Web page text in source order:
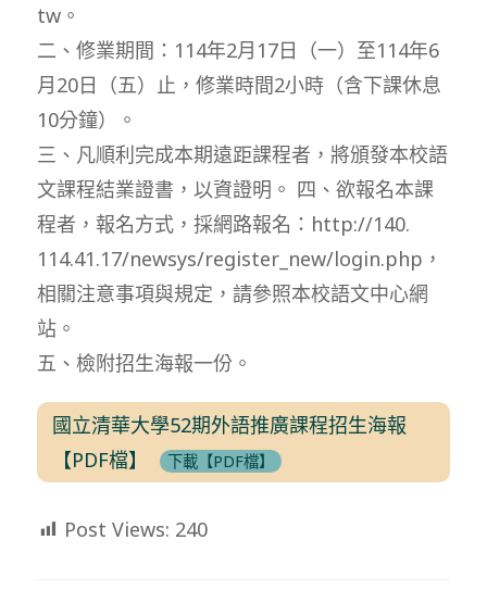
tw。
二、修業期間：114年2月17日（一）至114年6
月20日（五）止，修業時間2小時（含下課休息
10分鐘）。
三、凡順利完成本期遠距課程者，將頒發本校語
文課程結業證書，以資證明。 四、欲報名本課
程者，報名方式，採網路報名：http://140.
114.41.17/newsys/register_new/login.php，
相關注意事項與規定，請參照本校語文中心網
站。
五、檢附招生海報一份。
國立清華大學52期外語推廣課程招生海報
【PDF檔】
下載【PDF檔】
Post Views: 240